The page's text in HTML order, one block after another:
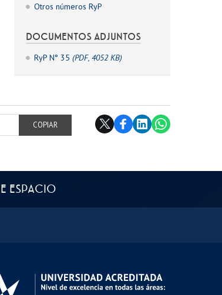
Otros números RyP
DOCUMENTOS ADJUNTOS
RyP N° 35 (PDF, 4052 KB)
COPIAR
ESPACIO